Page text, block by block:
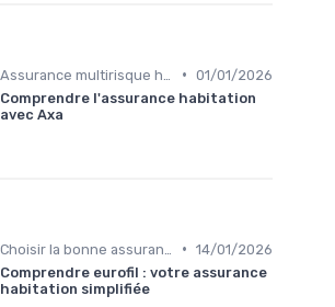
• 01/01/2026
Comprendre l'assurance habitation
avec Axa
• 14/01/2026
Comprendre eurofil : votre assurance
habitation simplifiée